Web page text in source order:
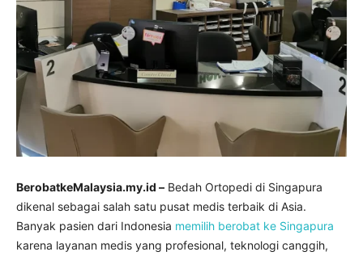
BerobatkeMalaysia.my.id – Bedah Ortopedi di Singapura
dikenal sebagai salah satu pusat medis terbaik di Asia.
Banyak pasien dari Indonesia memilih berobat ke Singapura
karena layanan medis yang profesional, teknologi canggih,